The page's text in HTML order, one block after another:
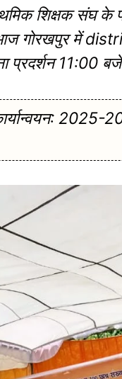
शिक्षक संघ के
आज गोरखपुर में
प्रदर्शन 11:00
2025-